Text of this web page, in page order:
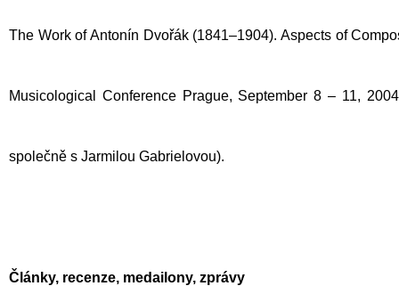
The Work of Antonín Dvořák (1841–1904). Aspects of
Musicological Conference Prague, September 8 – 11,
společně s Jarmilou Gabrielovou).
Články, recenze, medailony, zprávy